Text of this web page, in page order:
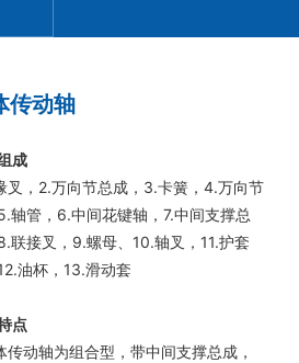
传动轴
成
叉，2.万向节总成，3.卡簧，4.万向节
轴管，6.中间花键轴，7.中间支撑总
联接叉，9.螺母、10.轴叉，11.护套
油杯，13.滑动套
点
传动轴为组合型，带中间支撑总成，